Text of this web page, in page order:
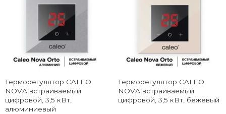
Терморегулятор CALEO
NOVA встраиваемый
цифровой, 3,5 кВт,
алюминиевый
Терморегулятор CALEO
NOVA встраиваемый
цифровой, 3,5 кВт, бежевый